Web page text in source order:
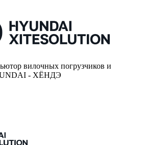
вилочных погрузчиков и
- ХЁНДЭ